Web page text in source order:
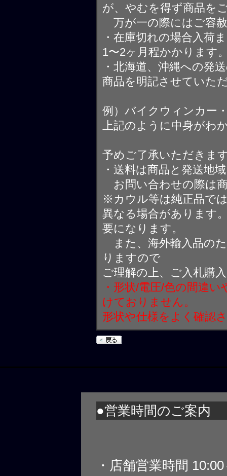
が、やむを得ず商品を
万が一の際にはご容
・在庫切れの場合入荷
1〜2ヶ月程かかります
・北海道、沖縄への発
商品を明記させていた
例）バイクウィンカー
上記のように中身がわ
予めご了承いただきま
・送料は商品と発送地
お問い合わせの際は
※カウル等は純正品で
異なる場合があります
要になります。
また、海外輸入品の
りますので
ご理解の上、ご入札購
・形状/電圧/色の間違
けておりません。
形状や仕様をよく確認
●営業時間のご案内
・店舗営業時間